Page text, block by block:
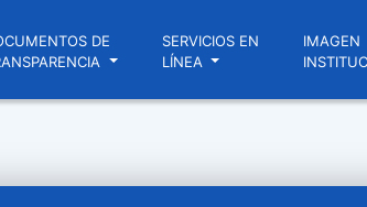
DE
SERVICIOS EN
LÍNEA
IMAGEN